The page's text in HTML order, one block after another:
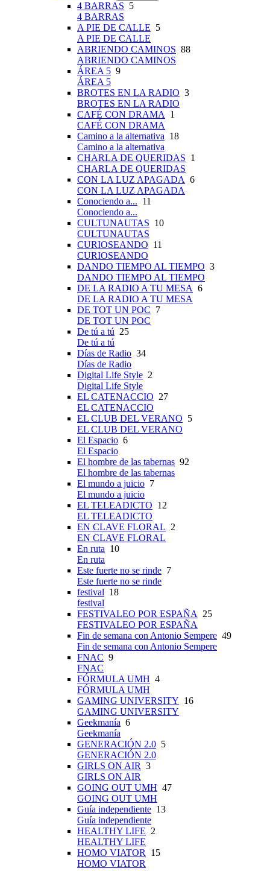
4 BARRAS 5
4 BARRAS
A PIE DE CALLE 5
A PIE DE CALLE
ABRIENDO CAMINOS 88
ABRIENDO CAMINOS
ÁREA 5 9
ÁREA 5
BROTES EN LA RADIO 3
BROTES EN LA RADIO
CAFÉ CON DRAMA 1
CAFÉ CON DRAMA
Camino a la alternativa 18
Camino a la alternativa
CHARLA DE QUERIDAS 1
CHARLA DE QUERIDAS
CON LA LUZ APAGADA 6
CON LA LUZ APAGADA
Conociendo a... 11
Conociendo a...
CULTUNAUTAS 10
CULTUNAUTAS
CURIOSEANDO 11
CURIOSEANDO
DANDO TIEMPO AL TIEMPO 3
DANDO TIEMPO AL TIEMPO
DE LA RADIO A TU MESA 6
DE LA RADIO A TU MESA
DE TOT UN POC 7
DE TOT UN POC
De tú a tú 25
De tú a tú
Días de Radio 34
Días de Radio
Digital Life Style 2
Digital Life Style
EL CATENACCIO 27
EL CATENACCIO
EL CLUB DEL VERANO 5
EL CLUB DEL VERANO
El Espacio 6
El Espacio
El hombre de las tabernas 92
El hombre de las tabernas
El mundo a juicio 7
El mundo a juicio
EL TELEADICTO 12
EL TELEADICTO
EN CLAVE FLORAL 2
EN CLAVE FLORAL
En ruta 10
En ruta
Este fuerte no se rinde 7
Este fuerte no se rinde
festival 18
festival
FESTIVALEO POR ESPAÑA 25
FESTIVALEO POR ESPAÑA
Fin de semana con Antonio Sempere 49
Fin de semana con Antonio Sempere
FNAC 9
FNAC
FÓRMULA UMH 4
FÓRMULA UMH
GAMING UNIVERSITY 16
GAMING UNIVERSITY
Geekmanía 6
Geekmanía
GENERACIÓN 2.0 5
GENERACIÓN 2.0
GIRLS ON AIR 3
GIRLS ON AIR
GOING OUT UMH 47
GOING OUT UMH
Guía independiente 13
Guía independiente
HEALTHY LIFE 2
HEALTHY LIFE
HOMO VIATOR 15
HOMO VIATOR